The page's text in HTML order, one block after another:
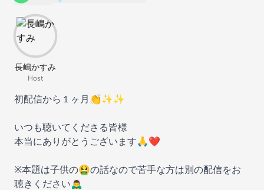
長嶋かすみ
Host
初配信から１ヶ月👏✨✨
いつも聴いてくださる皆様
本当にありがとうございます🙏❤️
※本題は子供の🤮の話なので苦手な方は別の配信をお
聴きください🙇‍♂️